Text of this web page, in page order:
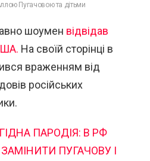
Пугачовою та дітьми
шоумен відвідав
На своїй сторінці в
враженням від
російських
ПАРОДІЯ: В РФ
ПУГАЧОВУ І